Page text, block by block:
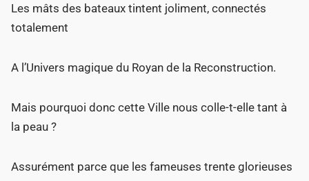
Les mâts des bateaux tintent joliment, connectés
totalement
A l’Univers magique du Royan de la Reconstruction.
Mais pourquoi donc cette Ville nous colle-t-elle tant à
la peau ?
Assurément parce que les fameuses trente glorieuses